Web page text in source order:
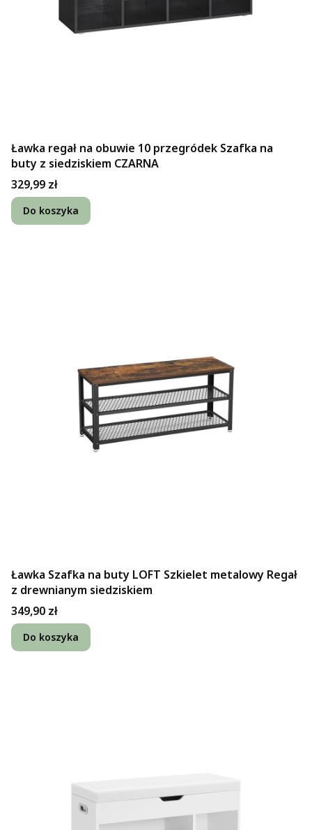
Ławka regał na obuwie 10 przegródek Szafka na
buty z siedziskiem CZARNA
Cena
329,99 zł
Do koszyka
Ławka Szafka na buty LOFT Szkielet metalowy Regał
z drewnianym siedziskiem
Cena
349,90 zł
Do koszyka